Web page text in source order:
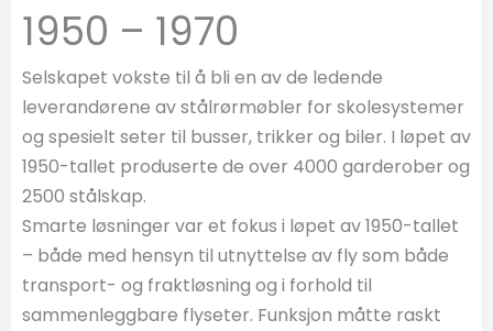
1950 – 1970
Selskapet vokste til å bli en av de ledende
leverandørene av stålrørmøbler for skolesystemer
og spesielt seter til busser, trikker og biler. I løpet av
1950-tallet produserte de over 4000 garderober og
2500 stålskap.
Smarte løsninger var et fokus i løpet av 1950-tallet
– både med hensyn til utnyttelse av fly som både
transport- og fraktløsning og i forhold til
sammenleggbare flyseter. Funksjon måtte raskt